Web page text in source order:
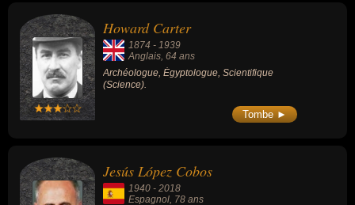
Howard Carter
1874 - 1939
Anglais, 64 ans
Archéologue, Égyptologue, Scientifique
(Science).
Tombe ►
Jesús López Cobos
1940 - 2018
Espagnol, 78 ans